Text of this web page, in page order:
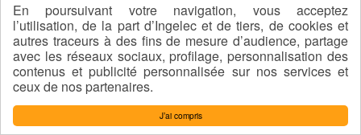
J’ai compris
En poursuivant votre navigation, vous acceptez
l’utilisation, de la part d’Ingelec et de tiers, de cookies et
autres traceurs à des fins de mesure d’audience, partage
avec les réseaux sociaux, profilage, personnalisation des
contenus et publicité personnalisée sur nos services et
ceux de nos partenaires.